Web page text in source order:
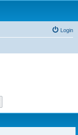
Login